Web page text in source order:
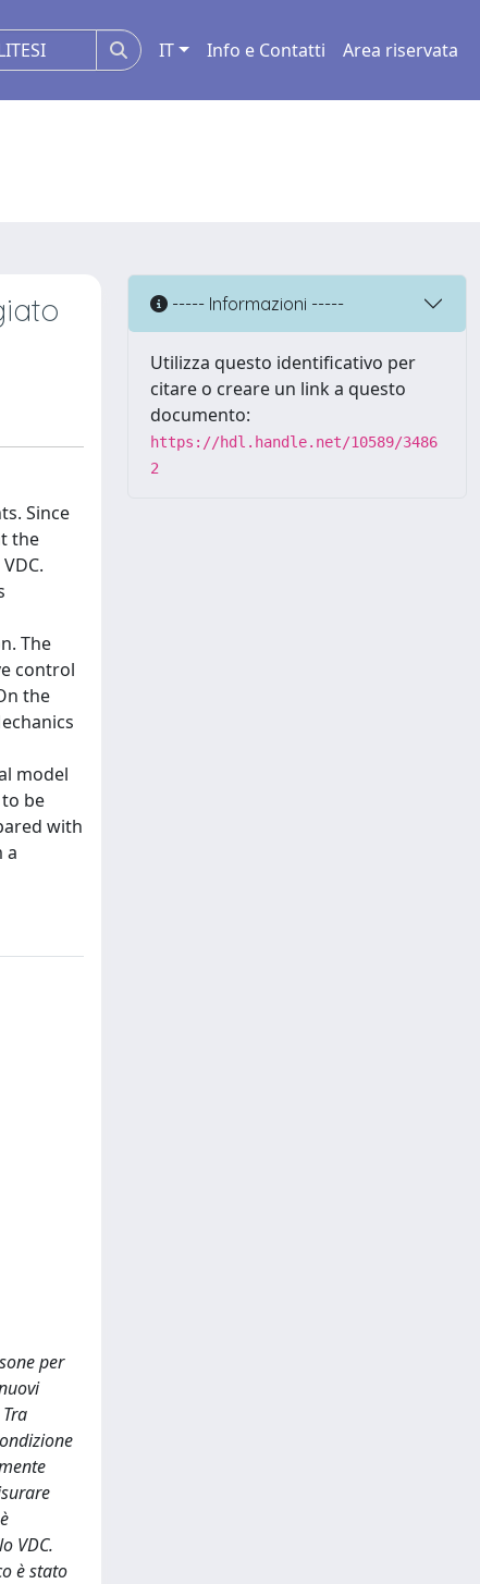
IT Info e Contatti Area riservata
Since
the
The
control
the
model
be
with
a
per
VDC.
è stato
----- Informazioni -----
Utilizza questo identificativo per
citare o creare un link a questo
documento:
https://hdl.handle.net/10589/3486
2